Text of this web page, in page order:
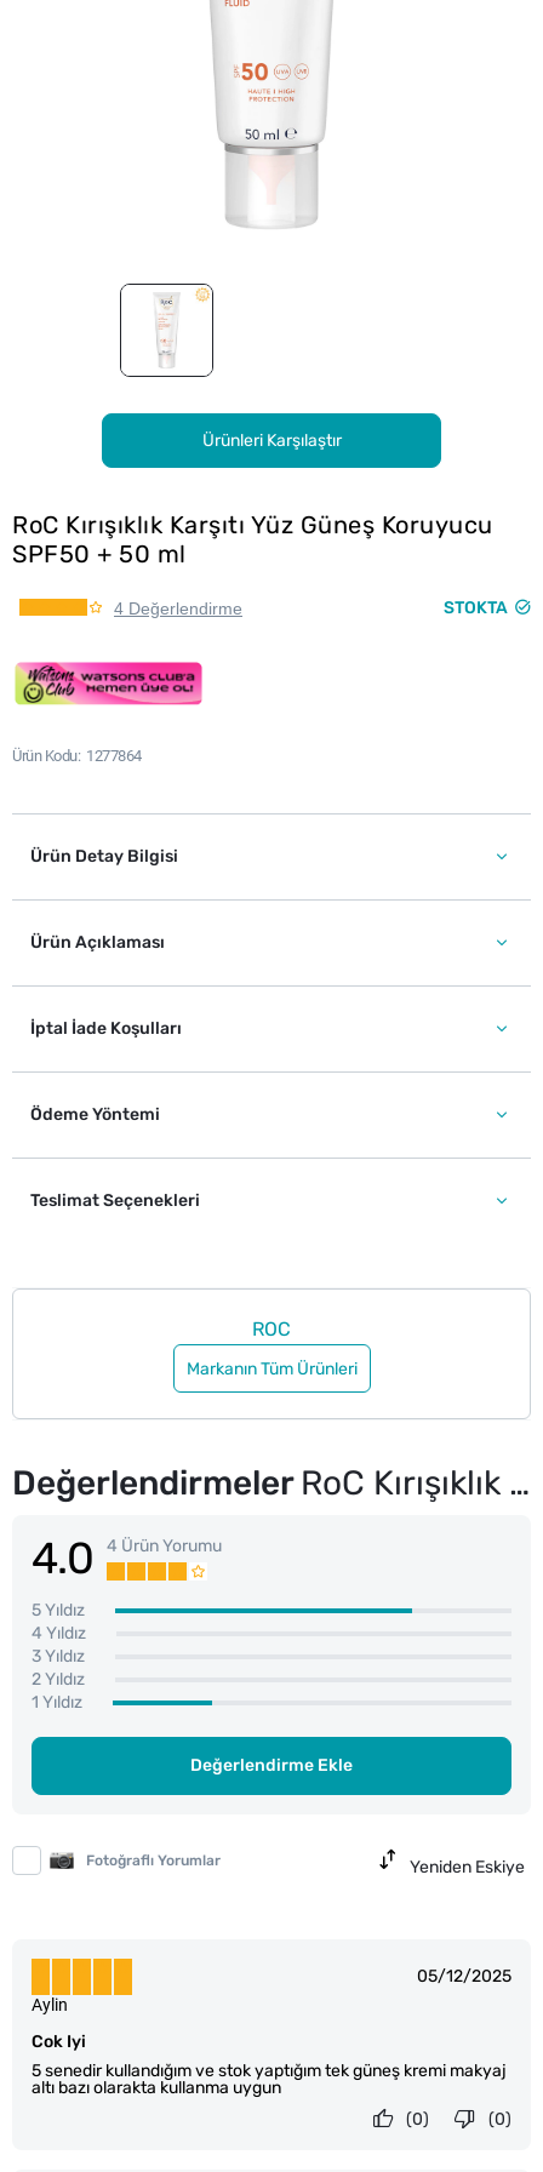
Ürünleri Karşılaştır
RoC Kırışıklık Karşıtı Yüz Güneş Koruyucu
SPF50 + 50 ml
4 Değerlendirme STOKTA
Ürün Kodu 1277864
Ürün Detay Bilgisi
Ürün Açıklaması
İptal İade Koşulları
Ödeme Yöntemi
Teslimat Seçenekleri
ROC
Markanın Tüm Ürünleri
Değerlendirmeler RoC Kırışıklık Karşıtı Yüz Güneş Koruyucu SPF50 + 50 ml
4.0 4 Ürün Yorumu
5 Yıldız
4 Yıldız
3 Yıldız
2 Yıldız
1 Yıldız
Değerlendirme Ekle
Fotoğraflı Yorumlar Yeniden Eskiye
05/12/2025
Cok Iyi
5 senedir kullandığım ve stok yaptığım tek güneş kremi makyaj
altı bazı olarakta kullanma uygun
Aylin
(0)
(0)